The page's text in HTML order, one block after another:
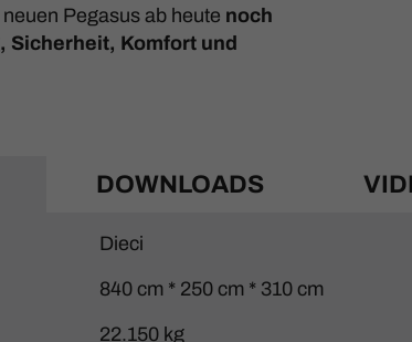
Pegasus ab heute noch
Sicherheit, Komfort und
DOWNLOADS
Dieci
840 cm * 250 cm * 310 cm
22.150 kg